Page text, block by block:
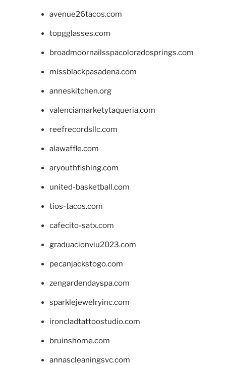
avenue26tacos.com
topgglasses.com
broadmoornailsspacoloradosprings.com
missblackpasadena.com
anneskitchen.org
valenciamarketytaqueria.com
reefrecordsllc.com
alawaffle.com
aryouthfishing.com
united-basketball.com
tios-tacos.com
cafecito-satx.com
graduacionviu2023.com
pecanjackstogo.com
zengardendayspa.com
sparklejewelryinc.com
ironcladtattoostudio.com
bruinshome.com
annascleaningsvc.com